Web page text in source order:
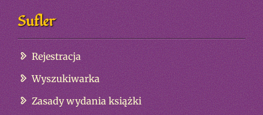
Sufler
Rejestracja
Wyszukiwarka
Zasady wydania książki